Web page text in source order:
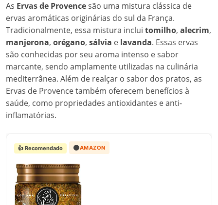
As Ervas de Provencesão uma mistura clássica de
ervas aromáticas originárias do sul da França.
Tradicionalmente, essa mistura inclui tomilho, alecrim,
manjerona, orégano, sálvia e lavanda. Essas ervas
são conhecidas por seu aroma intenso e sabor
marcante, sendo amplamente utilizadas na culinária
mediterrânea. Além de realçar o sabor dos pratos, as
Ervas de Provence também oferecem benefícios à
saúde, como propriedades antioxidantes e anti-
inflamatórias.
👍 Recomendado 🟠AMAZON